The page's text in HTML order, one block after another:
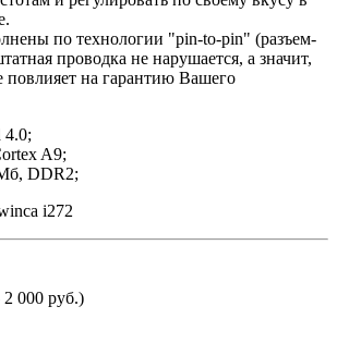
по технологии "pin-to-pin" (разъем-
проводка не нарушается, а значит,
повлияет на гарантию Вашего
A9;
DDR2;
i272
000 руб.)